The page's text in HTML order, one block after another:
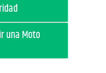
una Moto